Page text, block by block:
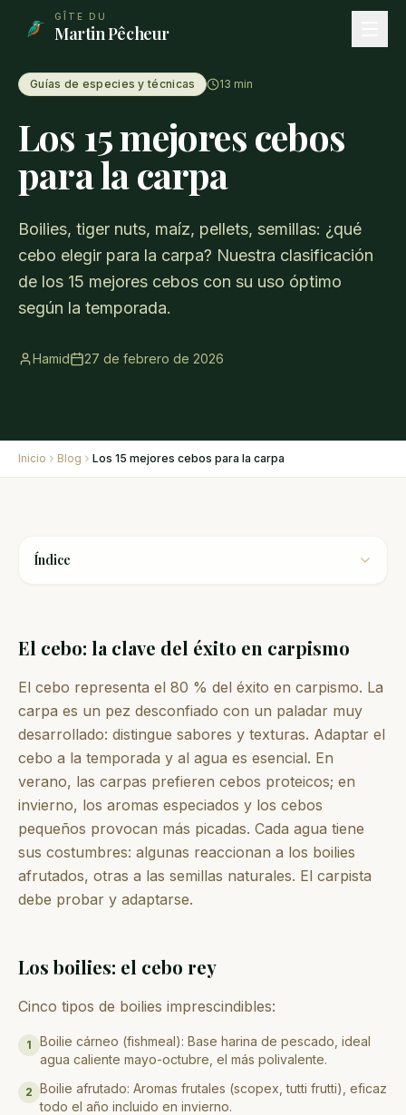
Aller au contenu principal
GÎTE DU
Martin Pêcheur
Guías de especies y técnicas 13 min
Los 15 mejores cebos
para la carpa
Boilies, tiger nuts, maíz, pellets, semillas: ¿qué
cebo elegir para la carpa? Nuestra clasificación
de los 15 mejores cebos con su uso óptimo
según la temporada.
Hamid 27 de febrero de 2026
Inicio Blog Los 15 mejores cebos para la carpa
Índice
El cebo: la clave del éxito en carpismo
El cebo representa el 80 % del éxito en carpismo. La
carpa es un pez desconfiado con un paladar muy
desarrollado: distingue sabores y texturas. Adaptar el
cebo a la temporada y al agua es esencial. En
verano, las carpas prefieren cebos proteicos; en
invierno, los aromas especiados y los cebos
pequeños provocan más picadas. Cada agua tiene
sus costumbres: algunas reaccionan a los boilies
afrutados, otras a las semillas naturales. El carpista
debe probar y adaptarse.
Los boilies: el cebo rey
Cinco tipos de boilies imprescindibles:
1
Boilie cárneo (fishmeal): Base harina de pescado, ideal
agua caliente mayo-octubre, el más polivalente.
2 Boilie afrutado: Aromas frutales (scopex, tutti frutti), eficaz
todo el año incluido en invierno.